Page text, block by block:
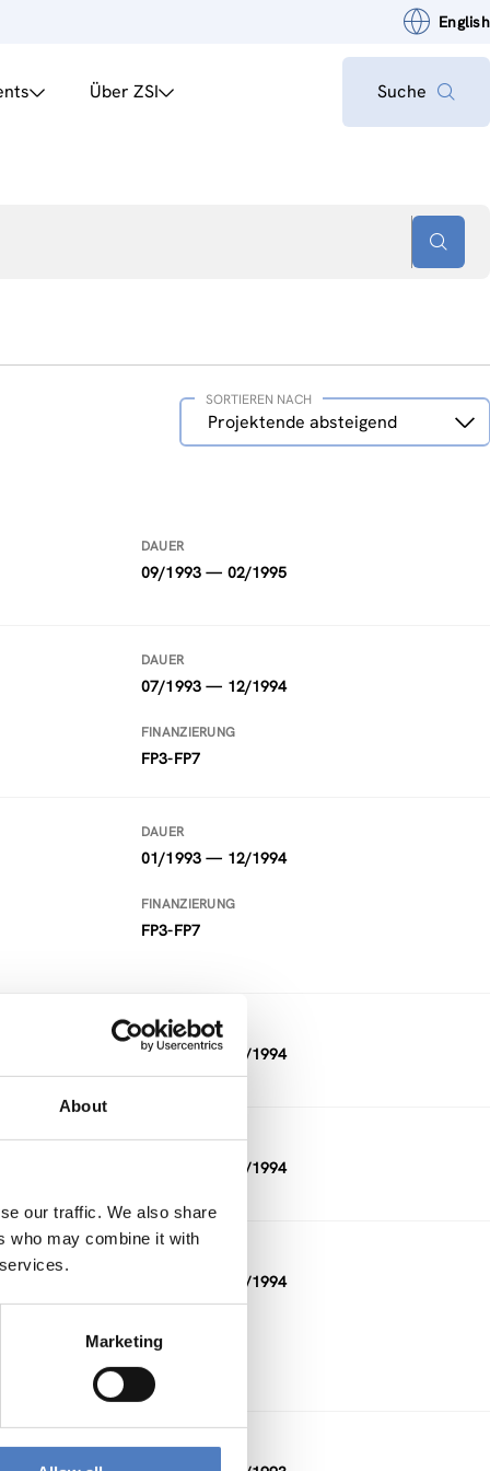
About
our traffic. We also share
who may combine it with
Marketing
English
Über ZSI Suche
Sortieren
nachProjektende absteigend
SORTIEREN NACH
DAUER
09/1993 — 02/1995
DAUER
07/1993 — 12/1994
FINANZIERUNG
FP3-FP7
DAUER
01/1993 — 12/1994
FINANZIERUNG
FP3-FP7
DAUER
01/1993 — 12/1994
DAUER
11/1992 — 03/1994
01/1994 — 02/1994
DAUER